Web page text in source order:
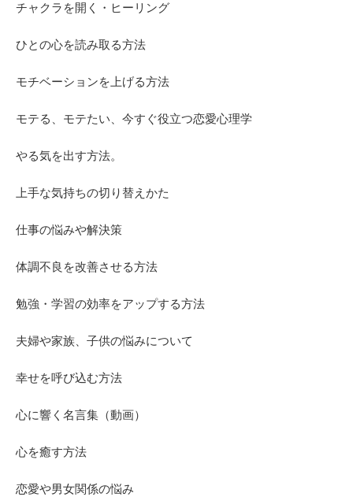
チャクラを開く・ヒーリング
ひとの心を読み取る方法
モチベーションを上げる方法
モテる、モテたい、今すぐ役立つ恋愛心理学
やる気を出す方法。
上手な気持ちの切り替えかた
仕事の悩みや解決策
体調不良を改善させる方法
勉強・学習の効率をアップする方法
夫婦や家族、子供の悩みについて
幸せを呼び込む方法
心に響く名言集（動画）
心を癒す方法
恋愛や男女関係の悩み